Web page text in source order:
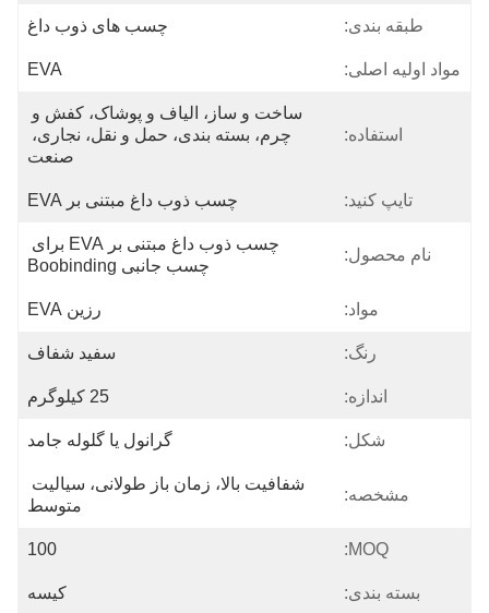
طبقه بندی: چسب های ذوب داغ
مواد اولیه اصلی: EVA
استفاده:
ساخت و ساز، الیاف و پوشاک، کفش و
چرم، بسته بندی، حمل و نقل، نجاری،
صنعت
تایپ کنید: چسب ذوب داغ مبتنی بر EVA
نام محصول:
چسب ذوب داغ مبتنی بر EVA برای
چسب جانبی Boobinding
مواد: رزین EVA
رنگ: سفید شفاف
اندازه: 25 کیلوگرم
شکل: گرانول یا گلوله جامد
مشخصه:
شفافیت بالا، زمان باز طولانی، سیالیت
متوسط
MOQ:
100
بسته بندی: کیسه